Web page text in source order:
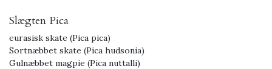
Slægten Pica
eurasisk skate (Pica pica)
Sortnæbbet skate (Pica hudsonia)
Gulnæbbet magpie (Pica nuttalli)